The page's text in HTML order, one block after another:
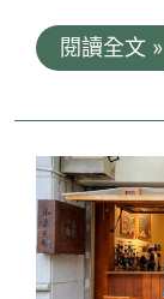
伯
虎
恆
春
But
Who
｜
打
卡
閱讀全文 »